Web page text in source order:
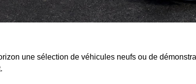
une sélection de véhicules neufs ou de